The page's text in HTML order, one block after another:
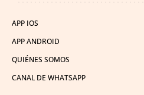
APP IOS
APP ANDROID
QUIÉNES SOMOS
CANAL DE WHATSAPP